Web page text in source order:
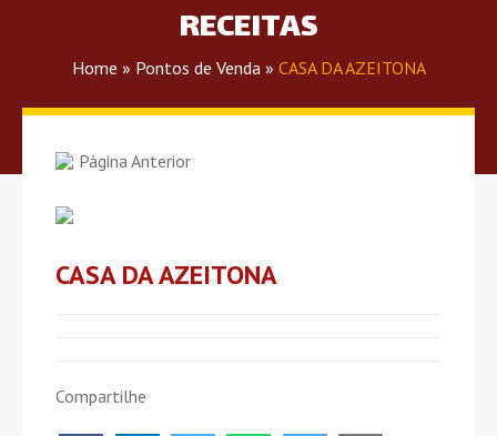
RECEITAS
Home » Pontos de Venda » CASA DA AZEITONA
Página Anterior
CASA DA AZEITONA
Compartilhe